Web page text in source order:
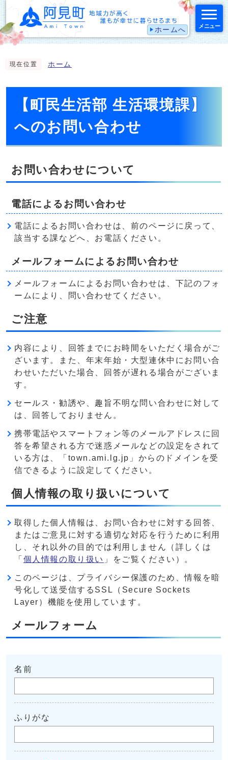
ホームへ メニュー
現在位置 ホーム
【町民生活部 生活環境課】
へのお問い合わせ
お問い合わせについて
電話によるお問い合わせ
電話によるお問い合わせは、前のページに戻って、
該当する課などへ、お電話ください。
メールフォームによるお問い合わせ
メールフォームによるお問い合わせは、下記のフォ
ームにより、問い合わせてください。
ご注意
内容により、回答までにお時間をいただく場合がご
ざいます。また、年末年始・大型連休中にお問い合
わせいただいた場合、回答が遅れる場合がございま
す。
セールス・勧誘や、趣旨不明な問い合わせに対して
は、回答しておりません。
携帯電話やスマートフォン等のメールアドレスに回
答を希望される方で迷惑メールなどの設定をされて
いる方は、「town.ami.lg.jp」からのドメインを受
信できるように設定してください。
個人情報の取り扱いについて
取得した個人情報は、お問い合わせに対する回答、
またはご意見に対する適切な対応を行うために利用
し、それ以外の目的では利用しません（詳しくは
「 個人情報の取り扱い 」をご覧ください）。
このページは、プライバシー保護のため、情報を暗
号化して送受信するSSL（Secure Sockets
Layer）機能を使用しています。
メールフォーム
名前
ふりがな